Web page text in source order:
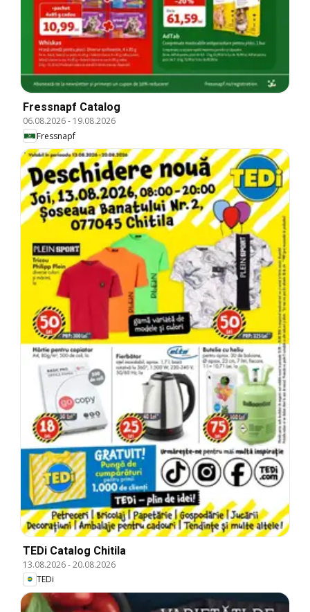
Fressnapf Catalog
06.08.2026- 19.08.2026
Fressnapf
TEDi Catalog Chitila
13.08.2026-20.08.2026
TEDi